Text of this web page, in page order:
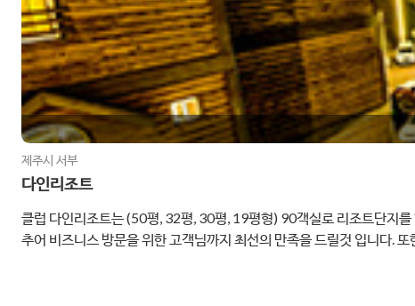
제주시 서부
다인리조트
클럽 다인리조트는 (50평, 32평, 30평, 19평형) 90객실로 리조트단지
추어 비즈니스 방문을 위한 고객님까지 최선의 만족을 드릴것 입니다.